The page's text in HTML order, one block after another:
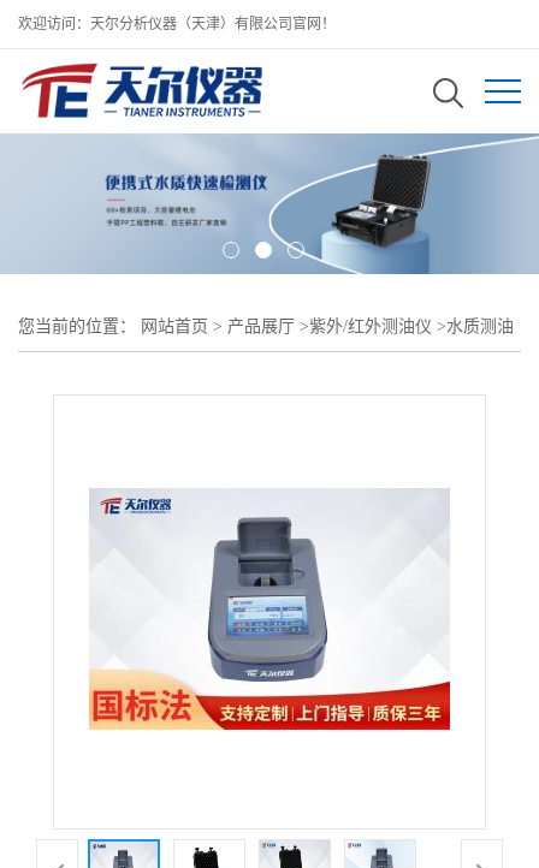
欢迎访问：天尔分析仪器（天津）有限公司官网！
您当前的位置： 网站首页 > 产品展厅 >紫外/红外测油仪 >水质测油